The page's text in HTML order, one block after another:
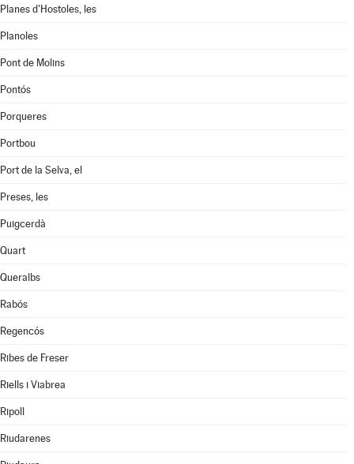
Planes d'Hostoles, les
Planoles
Pont de Molins
Pontós
Porqueres
Portbou
Port de la Selva, el
Preses, les
Puigcerdà
Quart
Queralbs
Rabós
Regencós
Ribes de Freser
Riells i Viabrea
Ripoll
Riudarenes